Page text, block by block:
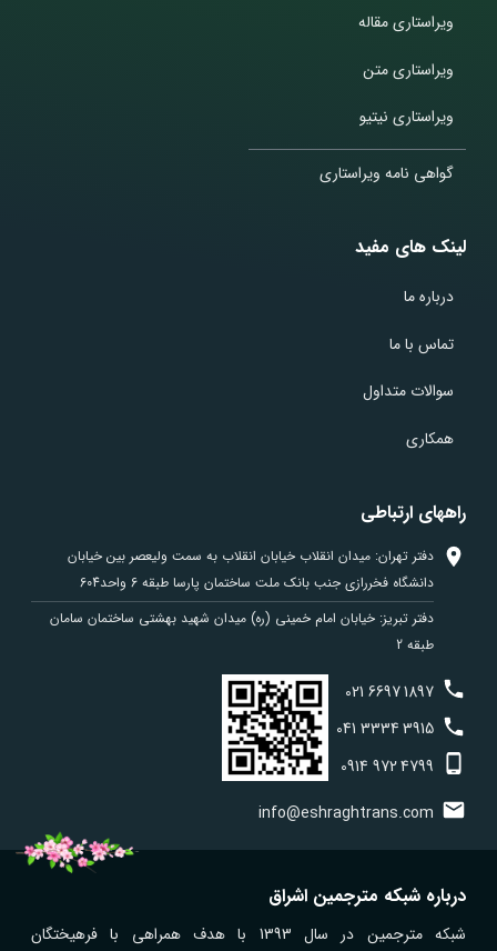
ویراستاری مقاله
ویراستاری متن
ویراستاری نیتیو
گواهی نامه ویراستاری
لینک های مفید
درباره ما
تماس با ما
سوالات متداول
همکاری
راههای ارتباطی
دفتر تهران: میدان انقلاب خیابان انقلاب به سمت ولیعصر بین خیابان
دانشگاه فخررازی جنب بانک ملت ساختمان پارسا طبقه 6 واحد604
دفتر تبریز: خیابان امام خمینی (ره) میدان شهید بهشتی ساختمان سامان
طبقه 2
021 66971897
041 33343915
0914 9724799
info@eshraghtrans.com
درباره شبکه مترجمین اشراق
شبکه مترجمین در سال 1393 با هدف همراهی با فرهیختگان